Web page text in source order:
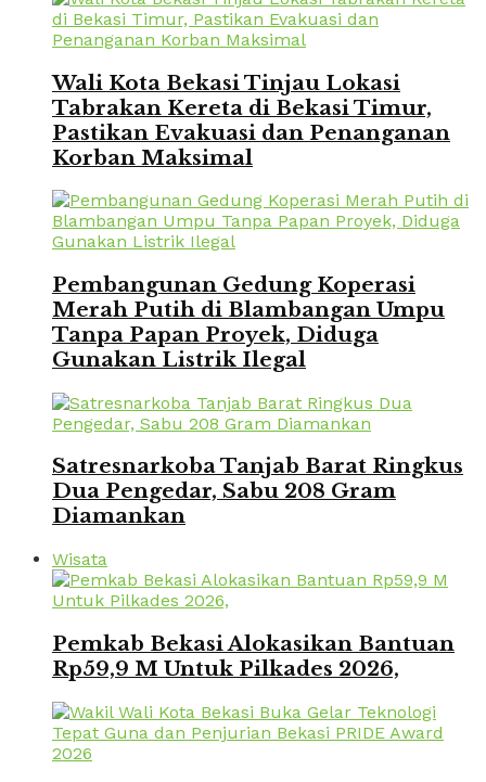
Wali Kota Bekasi Tinjau Lokasi
Tabrakan Kereta di Bekasi Timur,
Pastikan Evakuasi dan Penanganan
Korban Maksimal
Pembangunan Gedung Koperasi
Merah Putih di Blambangan Umpu
Tanpa Papan Proyek, Diduga
Gunakan Listrik Ilegal
Satresnarkoba Tanjab Barat Ringkus
Dua Pengedar, Sabu 208 Gram
Diamankan
Wisata
Pemkab Bekasi Alokasikan Bantuan
Rp59,9 M Untuk Pilkades 2026,